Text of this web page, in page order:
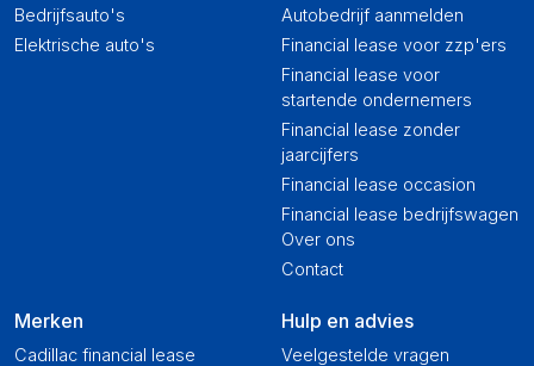
Bedrijfsauto's
Elektrische auto's
Merken
Cadillac financial lease
Autobedrijf aanmelden
Financial lease voor zzp'ers
Financial lease voor
startende ondernemers
Financial lease zonder
jaarcijfers
Financial lease occasion
Financial lease bedrijfswagen
Over ons
Contact
Hulp en advies
Veelgestelde vragen